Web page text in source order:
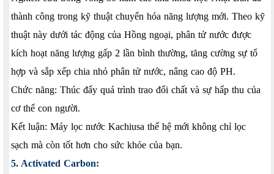
thành công trong kỹ thuật chuyển hóa năng lượng mới. Theo kỹ
thuật này dưới tác động của Hồng ngoại, phân tử nước được
kích hoạt năng lượng gấp 2 lần bình thường, tăng cường sự tổ
hợp và sắp xếp chia nhỏ phân tử nước, nâng cao độ PH.
Chức năng: Thúc đẩy quá trình trao đổi chất và sự hấp thu của
cơ thể con người.
Kết luận: Máy lọc nước Kachiusa thế hệ mới không chỉ lọc
sạch mà còn tốt hơn cho sức khỏe của bạn.
5. Activated Carbon: